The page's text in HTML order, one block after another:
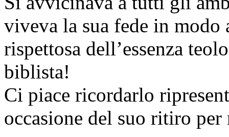
viveva la sua fede in modo
rispettosa dell’essenza
biblista!
Ci piace ricordarlo
occasione del suo ritiro